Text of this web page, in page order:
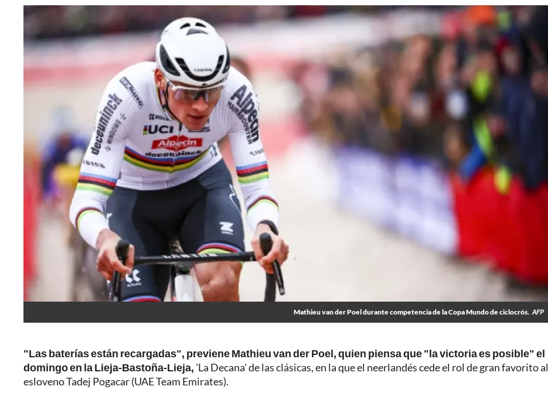
Mathieu van der Poel durante competencia de la Copa Mundo de ciclocrós. AFP
"Las baterías están recargadas", previene Mathieu van der Poel, quien piensa que "la victoria es posible" el
domingo en la Lieja-Bastoña-Lieja, 'La Decana' de las clásicas, en la que el neerlandés cede el rol de gran favorito al
esloveno Tadej Pogacar (UAE Team Emirates).